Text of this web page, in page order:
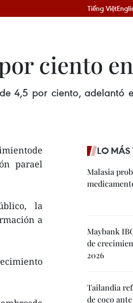
Tiếng Việt
ciento en
4,5 por ciento, adelantó
parael
la
a
LO MÁS
Malasia
Maybank
de
2026
Tailandia
de coco